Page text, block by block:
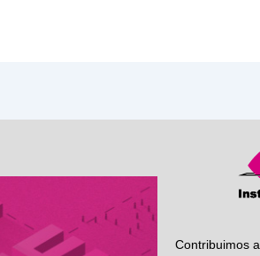
Contribuimos